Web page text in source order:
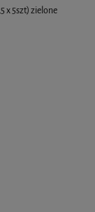
x 5szt) zielone